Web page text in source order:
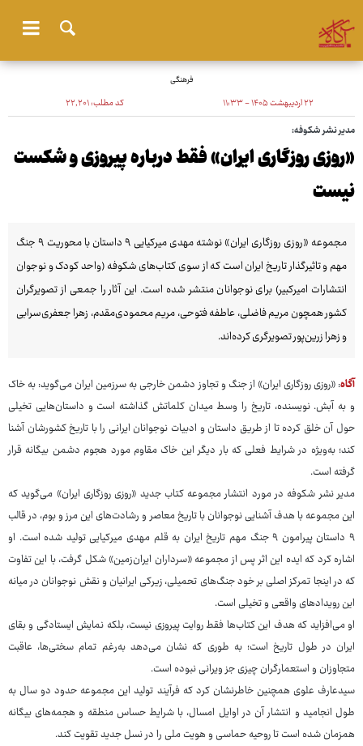
فرهنگی
۲۲ اردیبهشت ۱۴۰۵ - ۱۱:۳۳ کد مطلب:۲۲٬۲۰۱
مدیر نشر شکوفه:
«روزی روزگاری ایران» فقط درباره پیروزی و شکست
نیست
مجموعه «روزی روزگاری ایران» نوشته مهدی میرکیایی ۹ داستان با محوریت ۹ جنگ
مهم و تاثیرگذار تاریخ ایران است که از سوی کتاب‌های شکوفه (واحد کودک و نوجوان
انتشارات امیرکبیر) برای نوجوانان منتشر شده است. این آثار را جمعی از تصویرگران
کشور همچون مریم فاضلی، عاطفه فتوحی، مریم محمودی‌مقدم، زهرا جعفری‌سرابی
و زهرا زرین‌پور تصویرگری کرده‌اند.
آگاه: «روزی روزگاری ایران» از جنگ و تجاوز دشمن خارجی به سرزمین ایران می‌گوید: به خاک
و به آبش. نویسنده، تاریخ را وسط میدان کلماتش گذاشته است و داستان‌هایی تخیلی
حول آن خلق کرده تا از طریق داستان و ادبیات نوجوانان ایرانی را با تاریخ کشورشان آشنا
کند؛ به‌ویژه در شرایط فعلی که بار دیگر این خاک مقاوم مورد هجوم دشمن بیگانه قرار
گرفته است.
مدیر نشر شکوفه در مورد انتشار مجموعه کتاب جدید «روزی روزگاری ایران» می‌گوید که
این مجموعه با هدف آشنایی نوجوانان با تاریخ معاصر و رشادت‌های این مرز و بوم، در قالب
۹ داستان پیرامون ۹ جنگ مهم تاریخ ایران به قلم مهدی میرکیایی تولید شده است. او
اشاره کرد که ایده این اثر پس از مجموعه «سرداران ایران‌زمین» شکل گرفت، با این تفاوت
که در اینجا تمرکز اصلی بر خود جنگ‌های تحمیلی، زیرکی ایرانیان و نقش نوجوانان در میانه
این رویدادهای واقعی و تخیلی است.
او می‌افزاید که هدف این کتاب‌ها فقط روایت پیروزی نیست، بلکه نمایش ایستادگی و بقای
ایران در طول تاریخ است؛ به طوری که نشان می‌دهد به‌رغم تمام سختی‌ها، عاقبت
متجاوزان و استعمارگران چیزی جز ویرانی نبوده است.
سیدعارف علوی همچنین خاطرنشان کرد که فرآیند تولید این مجموعه حدود دو سال به
طول انجامید و انتشار آن در اوایل امسال، با شرایط حساس منطقه و هجمه‌های بیگانه
همزمان شده است تا روحیه حماسی و هویت ملی را در نسل جدید تقویت کند.